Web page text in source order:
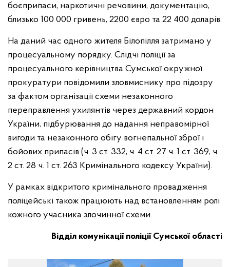
боєприпаси, наркотичні речовини, документацію,
близько 100 000 гривень, 2200 євро та 22 400 доларів.
На даний час одного жителя Білопілля затримано у
процесуальному порядку. Слідчі поліції за
процесуального керівництва Сумської окружної
прокуратури повідомили зловмиснику про підозру
за фактом організації схеми незаконного
переправлення ухилянтів через державний кордон
України, підбурювання до надання неправомірної
вигоди та незаконного обігу вогнепальної зброї і
бойових припасів (ч. 3 ст. 332, ч. 4 ст. 27 ч. 1 ст. 369, ч.
2 ст. 28 ч. 1 ст. 263 Кримінального кодексу України).
У рамках відкритого кримінального провадження
поліцейські також працюють над встановленням ролі
кожного учасника злочинної схеми.
Відділ комунікації поліції Сумської області